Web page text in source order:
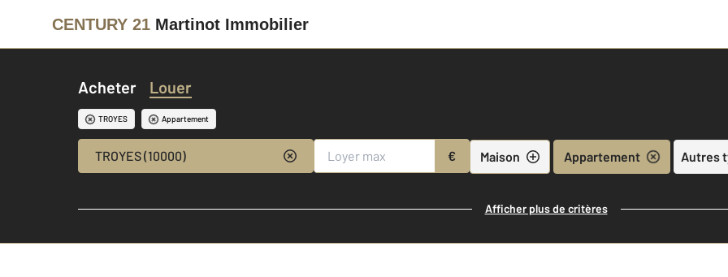
CENTURY 21 Martinot Immobilier
Acheter Louer
TROYES Appartement
TROYES (10000) € Maison Appartement Autres
Afficher plus de critères